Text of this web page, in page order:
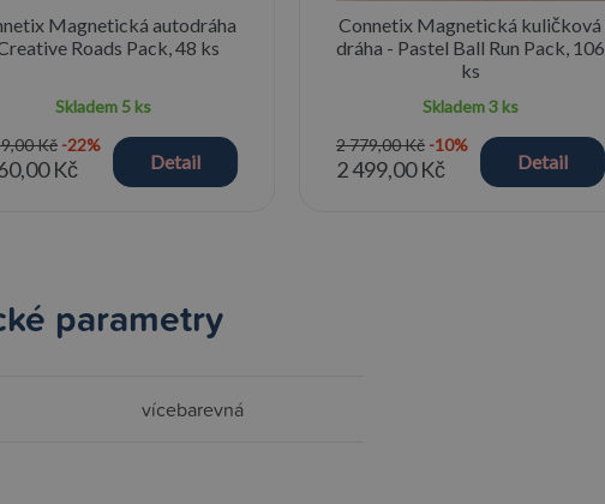
Magnetická autodráha
Roads Pack, 48 ks
Skladem 5 ks
Kč -22%
Kč Detail
Connetix Magnetická kuličková
dráha - Pastel Ball Run Pack, 106
ks
Skladem3 ks
2 779,00 Kč -10%
2 499,00 Kč Detail
parametry
vícebarevná